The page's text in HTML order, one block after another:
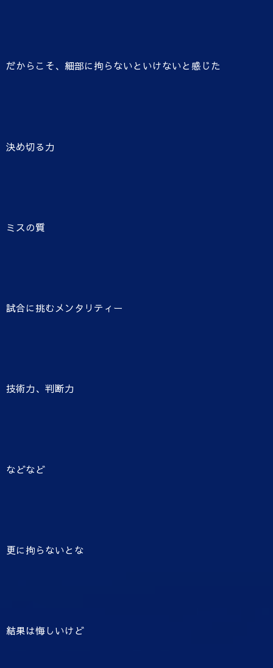
だからこそ、細部に拘らないといけないと感じた
決め切る力
ミスの質
試合に挑むメンタリティー
技術力、判断力
などなど
更に拘らないとな
結果は悔しいけど